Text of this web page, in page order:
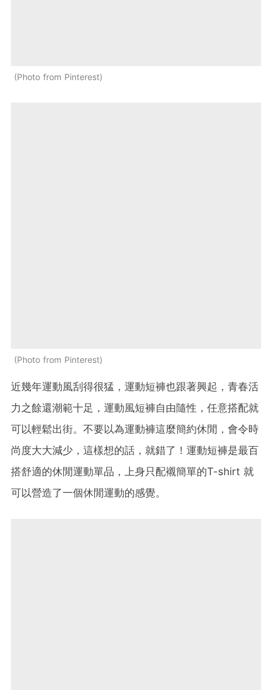
Photo from Pinterest
Photo from Pinterest
近幾年運動風刮得很猛，運動短褲也跟著興起，青春活
力之餘還潮範十足，運動風短褲自由隨性，任意搭配就
可以輕鬆出街。不要以為運動褲這麼簡約休閒，會令時
尚度大大減少，這樣想的話，就錯了！運動短褲是最百
搭舒適的休閒運動單品，上身只配襯簡單的T-shirt 就
可以營造了一個休閒運動的感覺。